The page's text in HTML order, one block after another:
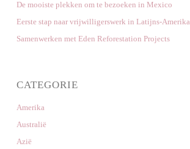
De mooiste plekken om te bezoeken in Mexico
Eerste stap naar vrijwilligerswerk in Latijns-Amerika
Samenwerken met Eden Reforestation Projects
CATEGORIE
Amerika
Australië
Azië